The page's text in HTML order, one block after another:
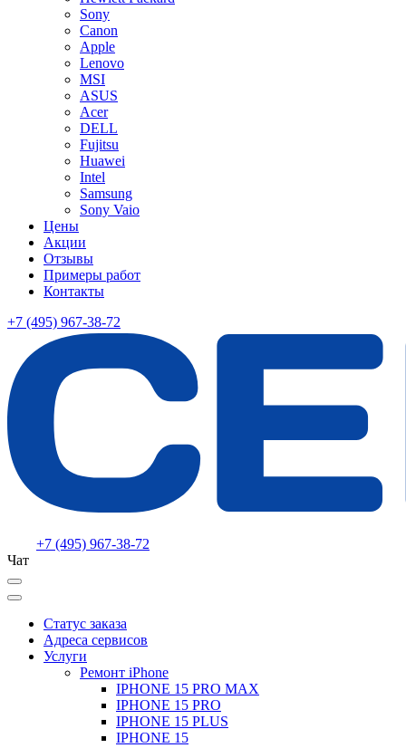
Sony
Canon
Apple
Lenovo
MSI
ASUS
Acer
DELL
Fujitsu
Huawei
Intel
Samsung
Sony Vaio
Цены
Акции
Отзывы
Примеры работ
Контакты
+7 (495) 967-38-72
+7 (495) 967-38-72
Чат
Статус заказа
Адреса сервисов
Услуги
Ремонт iPhone
IPHONE 15 PRO MAX
IPHONE 15 PRO
IPHONE 15 PLUS
IPHONE 15